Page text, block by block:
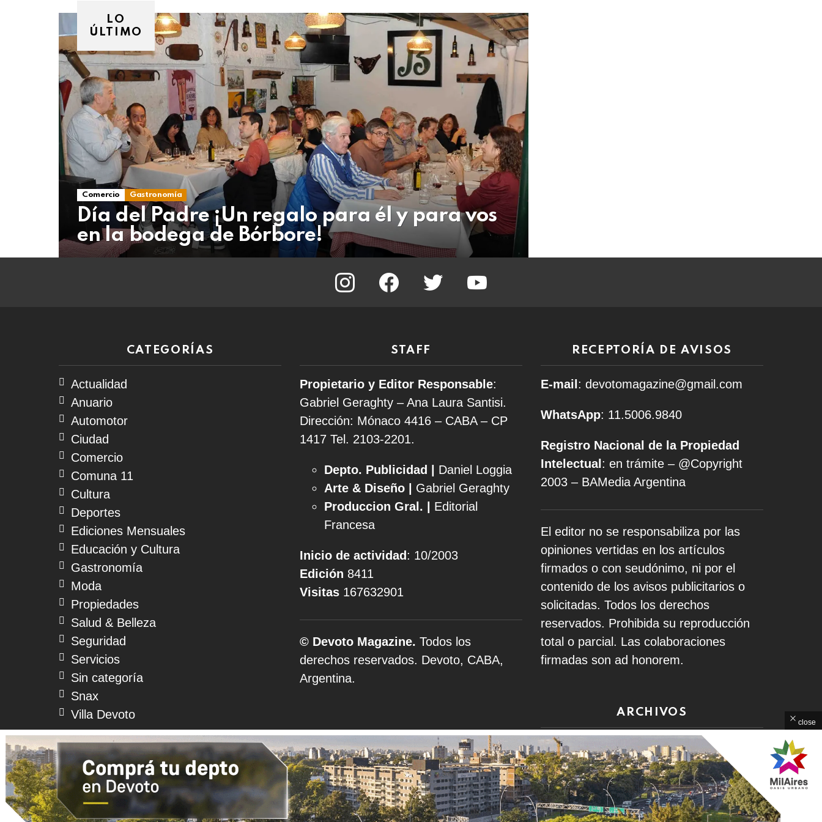
LO
ÚLTIMO
Comercio Gastronomía
Día del Padre ¡Un regalo para él y para vos
en la bodega de Bórbore!
instagram facebook twitter
CATEGORÍAS
Actualidad
Anuario
Automotor
Ciudad
Comercio
Comuna 11
Cultura
Deportes
Ediciones Mensuales
Educación y Cultura
Gastronomía
Moda
Propiedades
Salud & Belleza
Seguridad
Servicios
Sin categoría
Snax
Villa Devoto
STAFF
Propietario y Editor Responsable:
Gabriel Geraghty – Ana Laura Santisi.
Dirección: Mónaco 4416 – CABA – CP
1417 Tel. 2103-2201.
Depto. Publicidad |
Daniel Loggia
Arte & Diseño | Gabriel Geraghty
Produccion Gral. |
Editorial
Francesa
Inicio de actividad : 10/2003
Edición 8411
Visitas 167632901
© Devoto Magazine. Todos los
derechos reservados. Devoto, CABA,
Argentina.
RECEPTORÍA DE AVISOS
E-mail : devotomagazine@gmail.com
WhatsApp: 11.5006.9840
Registro Nacional de la Propiedad
Intelectual : en trámite – @Copyright
2003 – BAMedia Argentina
El editor no se responsabiliza por las
opiniones vertidas en los artículos
firmados o con seudónimo, ni por el
contenido de los avisos publicitarios o
solicitadas. Todos los derechos
reservados. Prohibida su reproducción
total o parcial. Las colaboraciones
firmadas son ad honorem.
ARCHIVOS
Archivos
© 2026 Devoto Magazine Home Contacto Política de Privacidad
de
agosto
de
2026
close